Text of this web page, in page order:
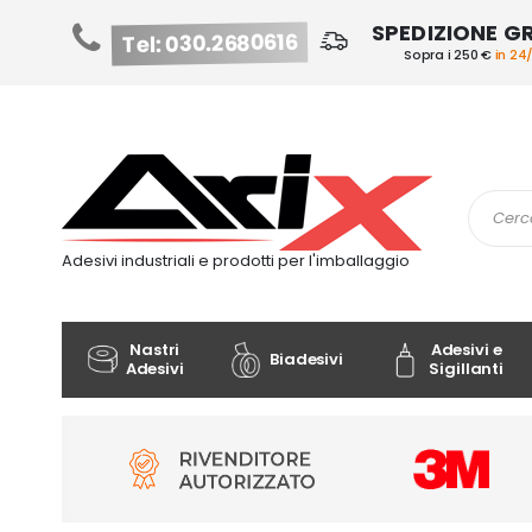
Tel: 030.2680616 SPEDIZIONE
Sopra i 250 €in
contenuto
Adesivi industriali e prodotti per l'imballaggio
Cerca
Nastri
Adesivi
Biadesivi
Adesivi e
Sigillanti